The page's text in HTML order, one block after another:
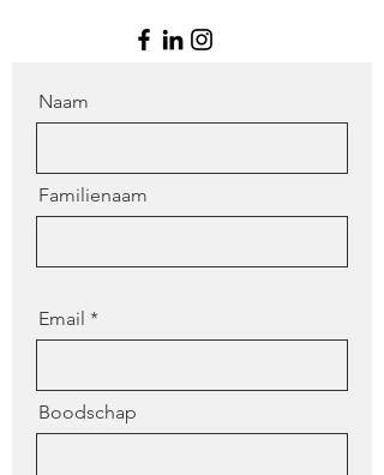
Naam
Familienaam
Email
Boodschap